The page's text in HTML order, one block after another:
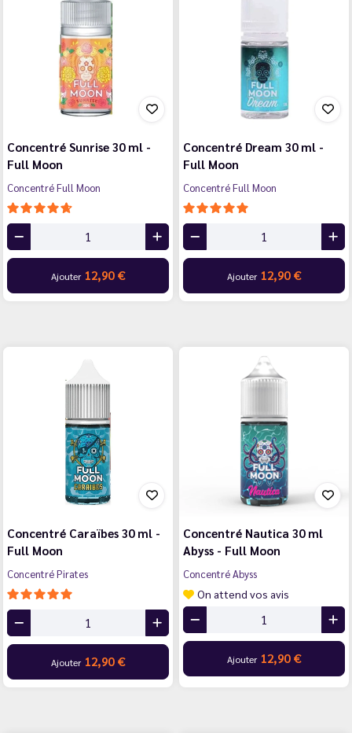
Concentré Sunrise 30 ml -
Full Moon
Concentré Full Moon
Ajouter 12,90 €
Concentré Dream 30 ml -
Full Moon
Concentré Full Moon
Ajouter 12,90 €
Concentré Caraïbes 30 ml -
Full Moon
Concentré Pirates
Ajouter 12,90 €
Concentré Nautica 30 ml
Abyss - Full Moon
Concentré Abyss
On attend vos avis
Ajouter 12,90 €